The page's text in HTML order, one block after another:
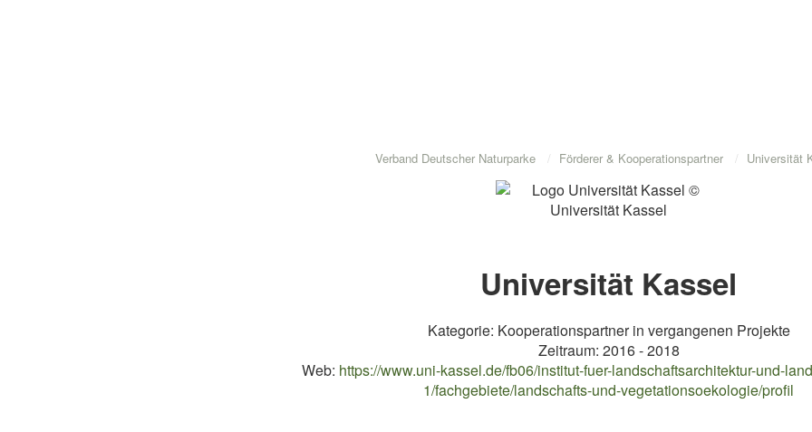
Verband Deutscher Naturparke Förderer & Kooperationspartner Universität
Universität Kassel
Kategorie: Kooperationspartner in vergangenen Projekte
Zeitraum: 2016 - 2018
Web: https://www.uni-kassel.de/fb06/institut-fuer-landschaftsarchitektur-und-
1/fachgebiete/landschafts-und-vegetationsoekologie/profil